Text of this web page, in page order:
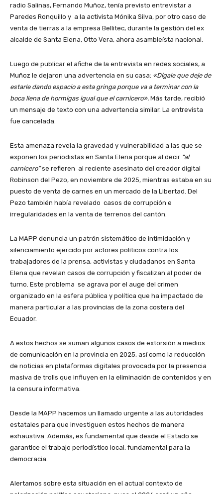
radio Salinas, Fernando Muñoz, tenía previsto entrevistar a
Paredes Ronquillo y a la activista Mónika Silva, por otro caso de
venta de tierras a la empresa Bellitec, durante la gestión del ex
alcalde de Santa Elena, Otto Vera, ahora asambleísta nacional.
Luego de publicar el afiche de la entrevista en redes sociales, a
Muñoz le dejaron una advertencia en su casa: «Dígale que deje de
estarle dando espacio a esta gringa porque va a terminar con la
boca llena de hormigas igual que el carnicero». Más tarde, recibió
un mensaje de texto con una advertencia similar. La entrevista
fue cancelada.
Esta amenaza revela la gravedad y vulnerabilidad a las que se
exponen los periodistas en Santa Elena porque al decir “al
carnicero”se refieren al reciente asesinato del creador digital
Robinson del Pezo, en noviembre de 2025, mientras estaba en su
puesto de venta de carnes en un mercado de la Libertad. Del
Pezo también había revelado casos de corrupción e
irregularidades en la venta de terrenos del cantón.
La MAPP denuncia un patrón sistemático de intimidación y
silenciamiento ejercido por actores políticos contra los
trabajadores de la prensa, activistas y ciudadanos en Santa
Elena que revelan casos de corrupción y fiscalizan al poder de
turno. Este problema se agrava por el auge del crimen
organizado en la esfera pública y política que ha impactado de
manera particular a las provincias de la zona costera del
Ecuador.
A estos hechos se suman algunos casos de extorsión a medios
de comunicación en la provincia en 2025, así como la reducción
de noticias en plataformas digitales provocada por la presencia
masiva de trolls que influyen en la eliminación de contenidos y en
la censura informativa.
Desde la MAPP hacemos un llamado urgente a las autoridades
estatales para que investiguen estos hechos de manera
exhaustiva. Además, es fundamental que desde el Estado se
garantice el trabajo periodístico local, fundamental para la
democracia.
Alertamos sobre esta situación en el actual contexto de